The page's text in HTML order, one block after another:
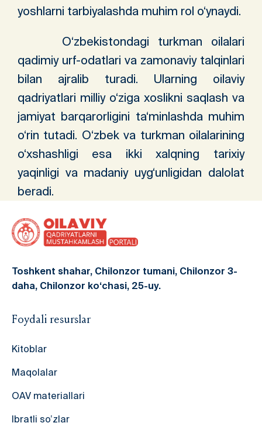
yoshlarni tarbiyalashda muhim rol o‘ynaydi.
O‘zbekistondagi turkman oilalari
qadimiy urf-odatlari va zamonaviy talqinlari
bilan ajralib turadi. Ularning oilaviy
qadriyatlari milliy o‘ziga xoslikni saqlash va
jamiyat barqarorligini ta‘minlashda muhim
o‘rin tutadi. O‘zbek va turkman oilalarining
o‘xshashligi esa ikki xalqning tarixiy
yaqinligi va madaniy uyg‘unligidan dalolat
beradi.
Toshkent shahar, Chilonzor tumani, Chilonzor 3-
daha, Chilonzor ko‘chasi, 25-uy.
Foydali resurslar
Kitoblar
Maqolalar
OAV materiallari
Ibratli so’zlar